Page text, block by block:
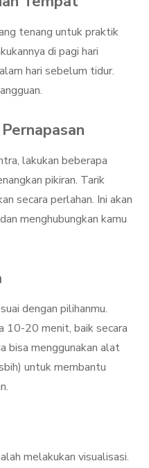
tenang untuk praktik
di pagi hari
hari sebelum tidur.
lakukan beberapa
pikiran. Tarik
secara perlahan. Ini akan
menghubungkan kamu
dengan pilihanmu.
10-20 menit, baik secara
bisa menggunakan alat
untuk membantu
melakukan visualisasi.